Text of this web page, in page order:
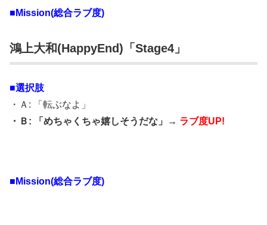
■Mission(総合ラブ度)
鴻上大和(HappyEnd)「Stage4」
■選択肢
・Ａ: 「転ぶなよ」
・Ｂ: 「めちゃくちゃ嬉しそうだな」→ ラブ度UP!
■Mission(総合ラブ度)